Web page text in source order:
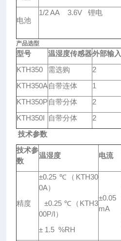
电池
1/2 AA 3.6V 锂电
产品选型
型号 温湿度传感器外部输入
KTH350
需选购 2
KTH350A自带连体 1
KTH350P自带分体 2
KTH350I 自带分体 2
技术参数
技术参
数
温湿度 电流
精度
±0.25 ℃（KTH30
0A）
±0.25 ℃（KTH3
00P/I）
± 1.5 %RH
±0.05
mA